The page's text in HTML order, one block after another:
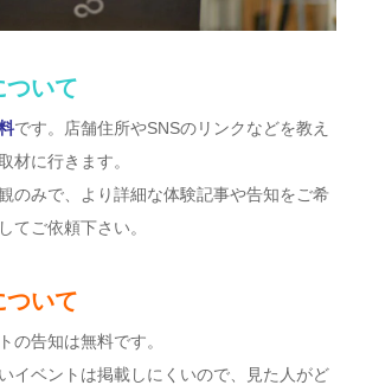
いて
です。店舗住所やSNSのリンクなどを教え
材に行きます。
のみで、より詳細な体験記事や告知をご希
てご依頼下さい。
いて
の告知は無料です。
イベントは掲載しにくいので、見た人がど